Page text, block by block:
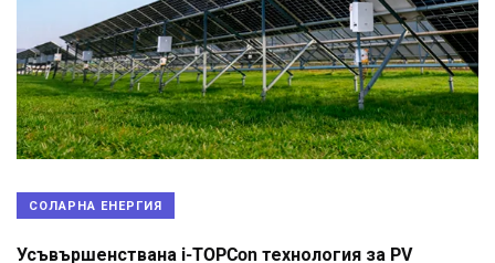
СОЛАРНА ЕНЕРГИЯ
Усъвършенствана i-TOPCon технология за PV